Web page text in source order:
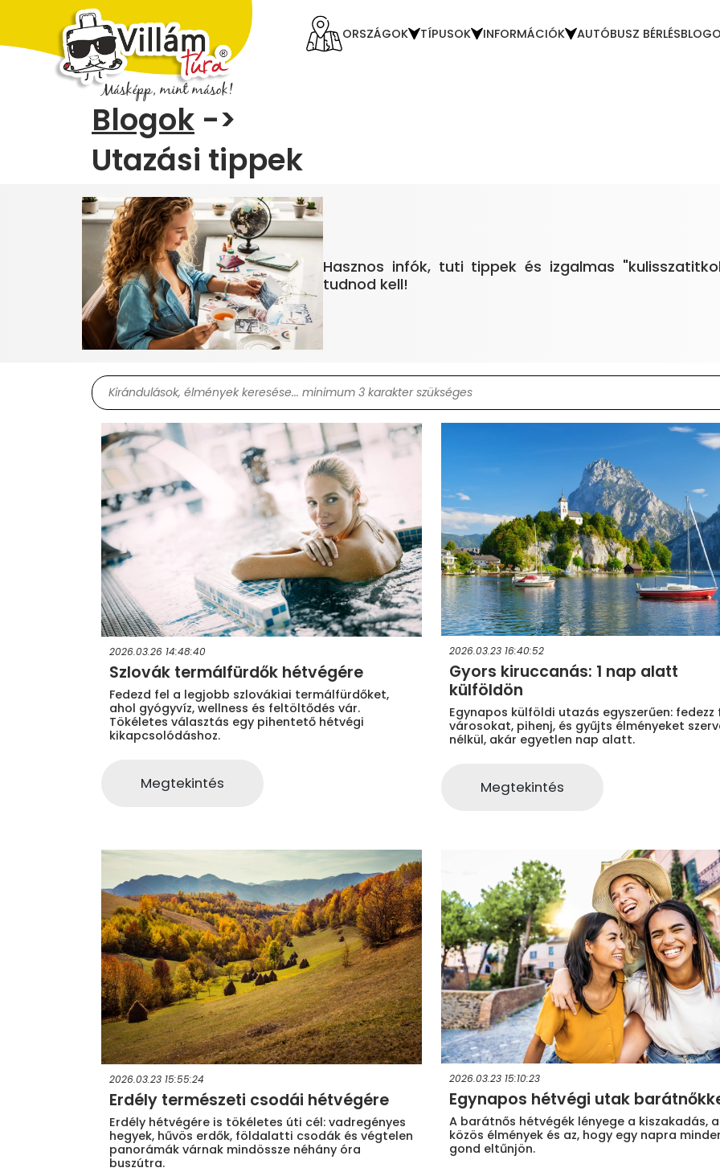
ORSZÁGOK TÍPUSOK INFORMÁCIÓK AUTÓBUSZ BÉRLÉS
Blogok ->
Utazási tippek
Hasznos infók, tuti tippek és izgalmas
2026.03.26 14:48:40
Szlovák termálfürdők hétvégére
Fedezd fel a legjobb szlovákiai termálfürdőket,
ahol gyógyvíz, wellness és feltöltődés vár.
Tökéletes választás egy pihentető hétvégi
kikapcsolódáshoz.
Megtekintés
2026.03.23 16:40:52
Gyors kiruccanás: 1 nap alatt
külföldön
Egynapos külföldi utazás egyszerűen: fedezz
városokat, pihenj, és gyűjts élményeket
nélkül, akár egyetlen nap alatt.
Megtekintés
2026.03.23 15:55:24
Erdély természeti csodái hétvégére
Erdély hétvégére is tökéletes úti cél: vadregényes
hegyek, hűvös erdők, földalatti csodák és végtelen
panorámák várnak mindössze néhány óra
buszútra.
2026.03.23 15:10:23
Egynapos hétvégi utak
A barátnős hétvégék lényege a kiszakadás, a
közös élmények és az, hogy egy napra
gond eltűnjön.